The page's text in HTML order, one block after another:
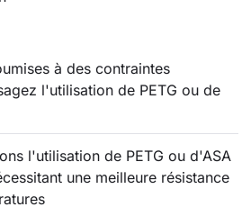
à des contraintes
l'utilisation de PETG ou de
l'utilisation de PETG ou d'ASA
une meilleure résistance